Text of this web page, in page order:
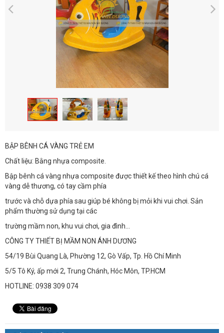
BẬP BÊNH CÁ VÀNG TRẺ EM
Chất liệu: Bằng nhựa composite.
Bập bênh cá vàng nhựa composite được thiết kế theo hình chú cá
vàng dễ thương, có tay cầm phía
trước và chỗ dựa phía sau giúp bé không bị mỏi khi vui chơi. Sản
phẩm thường sử dụng tại các
trường mầm non, khu vui chơi, gia đình…
CÔNG TY THIẾT BỊ MẦM NON ÁNH DƯƠNG
54/19 Bùi Quang Là, Phường 12, Gò Vấp, Tp. Hồ Chí Minh
5/5 Tô Ký, ấp mới 2, Trung Chánh, Hóc Môn, TP.HCM
HOTLINE: 0938 309 074